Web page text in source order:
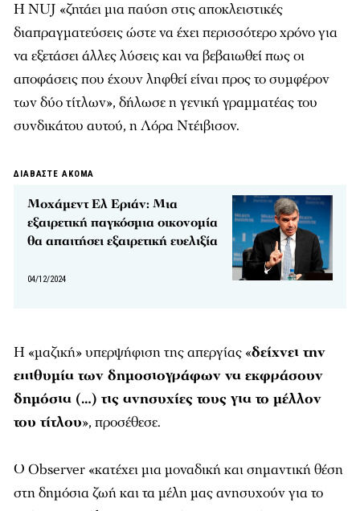
H NUJ «ζητάει μια παύση στις αποκλειστικές
διαπραγματεύσεις ώστε να έχει περισσότερο χρόνο για
να εξετάσει άλλες λύσεις και να βεβαιωθεί πως οι
αποφάσεις που έχουν ληφθεί είναι προς το συμφέρον
των δύο τίτλων», δήλωσε η γενική γραμματέας του
συνδικάτου αυτού, η Λόρα Ντέιβισον.
ΔΙΑΒΑΣΤΕ ΑΚΟΜΑ
Μοχάμεντ Ελ Εριάν: Μια
εξαιρετική παγκόσμια οικονομία
θα απαιτήσει εξαιρετική ευελιξία
04/12/2024
Η «μαζική» υπερψήφιση της απεργίας «δείχνει την
επιθυμία των δημοσιογράφων να εκφράσουν
δημόσια (…) τις ανησυχίες τους για το μέλλον
του τίτλου», προσέθεσε.
Ο Observer «κατέχει μια μοναδική και σημαντική θέση
στη δημόσια ζωή και τα μέλη μας ανησυχούν για το